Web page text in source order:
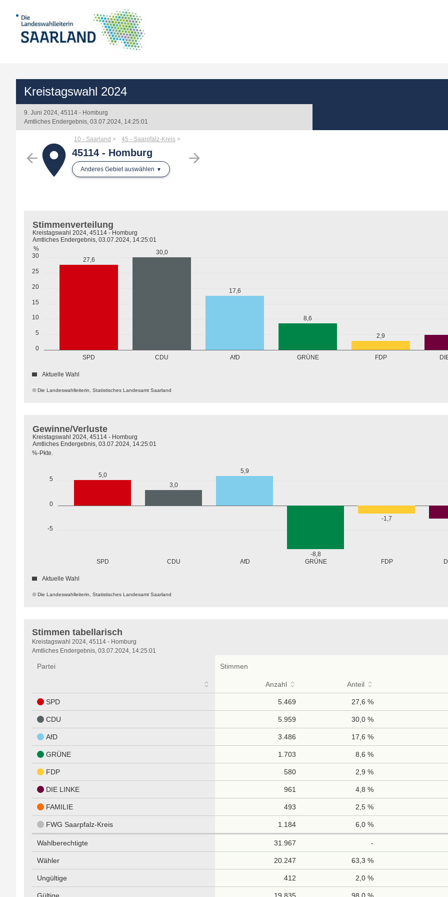
Kreistagswahl 2024
9. Juni 2024, 45114 - Homburg
Amtliches Endergebnis, 03.07.2024, 14:25:01
arrow_back arrow_forward
place
10 - Saarland 45 - Saarpfalz-Kreis
45114 - Homburg
Anderes Gebiet auswählen
0
5
10
15
20
25
30
%
SPD CDU AfD GRÜNE FDP
27,6
30,0
17,6
8,6
2,9
© Die Landeswahlleiterin, Statistisches Landesamt Saarland
Stimmenverteilung
Kreistagswahl 2024, 45114 - Homburg
Amtliches Endergebnis, 03.07.2024, 14:25:01
Aktuelle Wahl
-5
0
5
%-Pkte.
SPD CDU AfD GRÜNE FDP
5,0
3,0
5,9
-8,8
-1,7
© Die Landeswahlleiterin, Statistisches Landesamt Saarland
Gewinne/Verluste
Kreistagswahl 2024, 45114 - Homburg
Amtliches Endergebnis, 03.07.2024, 14:25:01
Aktuelle Wahl
Stimmen tabellarisch
Stimmen
tabellarisch
Kreistagswahl 2024, 45114 - Homburg
Amtliches Endergebnis, 03.07.2024, 14:25:01
Partei Stimmen
Anzahl Anteil
SPD 5.469 27,6 %
CDU 5.959 30,0 %
AfD 3.486 17,6 %
GRÜNE 1.703 8,6 %
FDP 580 2,9 %
DIE LINKE 961 4,8 %
FAMILIE 493 2,5 %
FWG Saarpfalz-Kreis 1.184 6,0 %
Wahlberechtigte 31.967 -
Wähler 20.247 63,3 %
Ungültige 412 2,0 %